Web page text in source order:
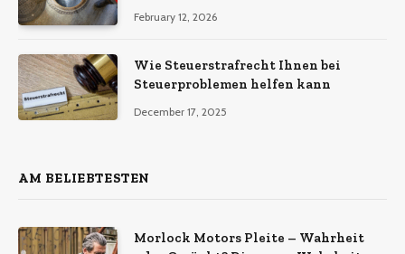
Gewerbeimmobilie
February 12, 2026
Wie Steuerstrafrecht Ihnen bei
Steuerproblemen helfen kann
December 17, 2025
AM BELIEBTESTEN
Morlock Motors Pleite – Wahrheit